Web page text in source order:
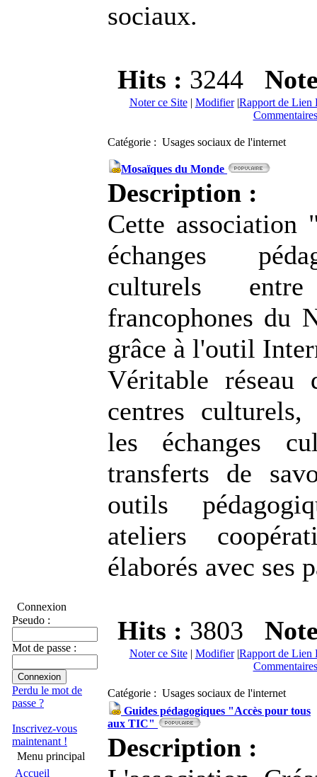
Connexion
Pseudo :
Mot de passe :
Perdu le mot de
passe ?
Inscrivez-vous
maintenant !
Menu principal
Accueil
sociaux.
Hits : 3244
Noter ce Site| Modifier|Rapport de Lien
Catégorie : Usages sociaux de l'internet
Mosaïques du Monde
Description :
Cette association
échanges
culturels
francophones du
grâce à l'outil
Véritable réseau
centres
les échanges
transferts de
outils
ateliers
élaborés avec ses
Hits : 3803
Noter ce Site| Modifier|Rapport de Lien
Catégorie : Usages sociaux de l'internet
Guides pédagogiques "Accès pour tous
aux TIC"
Description :